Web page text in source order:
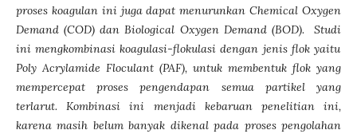
proses koagulan ini juga dapat menurunkan Chemical Oxygen
Demand (COD) dan Biological Oxygen Demand (BOD). Studi
ini mengkombinasikoagulasi-flokulasi dengan jenis flok yaitu
Poly Acrylamide Floculant (PAF), untuk membentuk flok yang
mempercepat proses pengendapan semua partikelyang
terlarut. Kombinasi ini menjadi kebaruan penelitian ini,
karena masih belum banyak dikenal pada proses pengolahan